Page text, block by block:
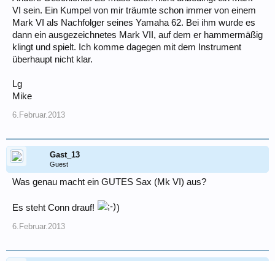
VI sein. Ein Kumpel von mir träumte schon immer von einem
Mark VI als Nachfolger seines Yamaha 62. Bei ihm wurde es
dann ein ausgezeichnetes Mark VII, auf dem er hammermäßig
klingt und spielt. Ich komme dagegen mit dem Instrument
überhaupt nicht klar.
Lg
Mike
6.Februar.2013
Gast_13
Guest
Was genau macht ein GUTES Sax (Mk VI) aus?
Es steht Conn drauf! )
6.Februar.2013